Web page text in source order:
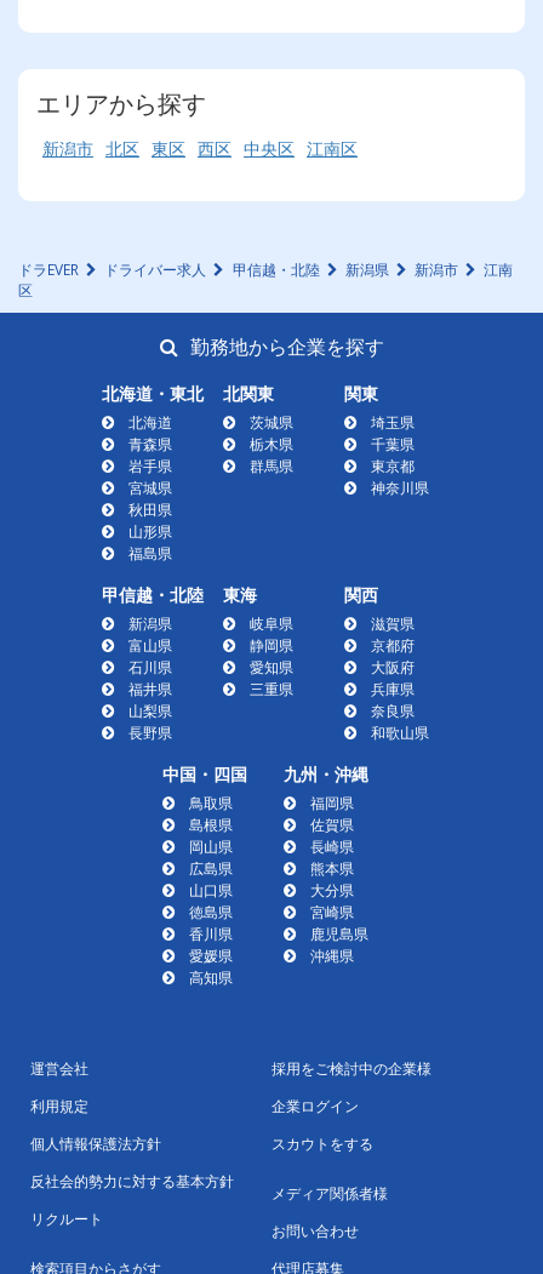
エリアから探す
新潟市 北区 東区 西区 中央区 江南区
ドラEVER ドライバー求人 甲信越・北陸 新潟県 新潟市
江南
区
勤務地から企業を探す
北海道・東北
北海道
青森県
岩手県
宮城県
秋田県
山形県
福島県
北関東
茨城県
栃木県
群馬県
関東
埼玉県
千葉県
東京都
神奈川県
甲信越・北陸
新潟県
富山県
石川県
福井県
山梨県
長野県
東海
岐阜県
静岡県
愛知県
三重県
関西
滋賀県
京都府
大阪府
兵庫県
奈良県
和歌山県
中国・四国
鳥取県
島根県
岡山県
広島県
山口県
徳島県
香川県
愛媛県
高知県
九州・沖縄
福岡県
佐賀県
長崎県
熊本県
大分県
宮崎県
鹿児島県
沖縄県
運営会社
利用規定
個人情報保護法方針
反社会的勢力に対する基本方針
リクルート
検索項目からさがす
採用をご検討中の企業様
企業ログイン
スカウトをする
メディア関係者様
お問い合わせ
代理店募集